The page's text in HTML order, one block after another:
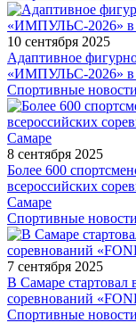
10 сентября 2025
Адаптивное
«ИМПУЛЬС-2026» в
Спортивные новости
8 сентября 2025
Более 600
всероссийских
Самаре
Спортивные новости
7 сентября 2025
В Самаре стартовал
соревнований
Спортивные новости